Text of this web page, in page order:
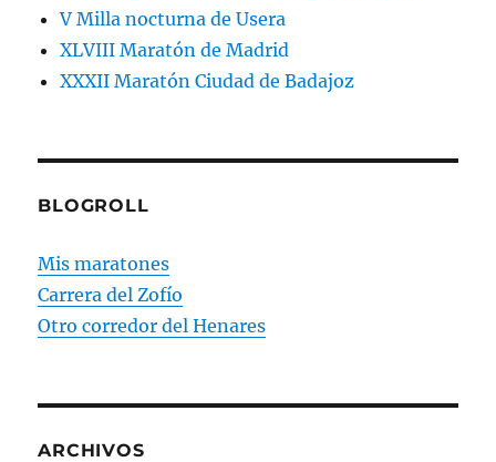
V Milla nocturna de Usera
XLVIII Maratón de Madrid
XXXII Maratón Ciudad de Badajoz
BLOGROLL
Mis maratones
Carrera del Zofío
Otro corredor del Henares
ARCHIVOS